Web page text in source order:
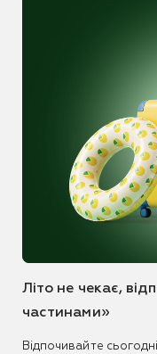
Літо не чекає,
частинами»
Відпочивайте